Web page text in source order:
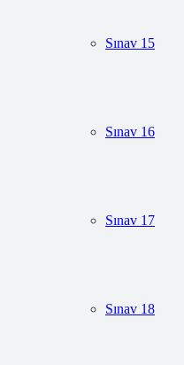
Sınav 15
Sınav 16
Sınav 17
Sınav 18